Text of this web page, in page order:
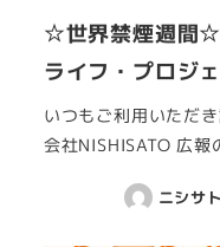
☆世界禁煙週間
ライフ・プロジ
いつもご利用いただ
会社NISHISATO 広報
ニシサ